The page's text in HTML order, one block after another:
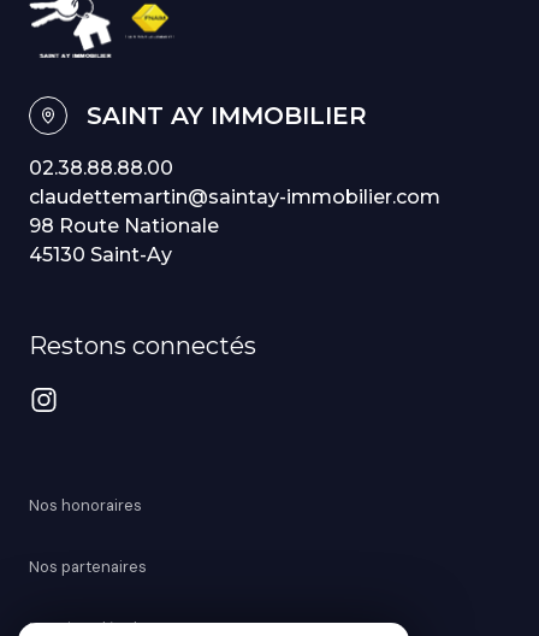
SAINT AY IMMOBILIER
02.38.88.88.00
claudettemartin@saintay-immobilier.com
98 Route Nationale
45130 Saint-Ay
Restons connectés
Nos honoraires
Nos partenaires
Mentions légales